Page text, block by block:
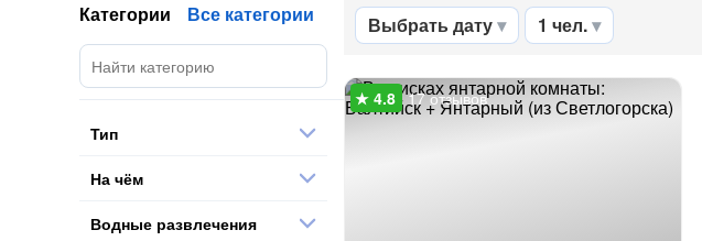
Выбрать дату 1 чел.
17 отзывов
Категории Все категории
Тип
На чём
Водные развлечения